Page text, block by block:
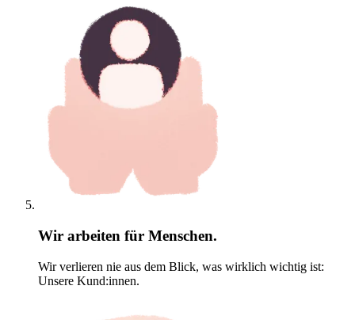
Wir arbeiten für Menschen.
Wir verlieren nie aus dem Blick, was wirklich wichtig ist:
Unsere Kund:innen.